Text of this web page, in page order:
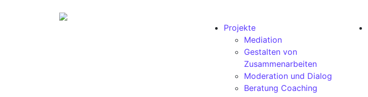
Projekte
Mediation
Gestalten von
Zusammenarbeiten
Moderation und Dialog
Beratung Coaching